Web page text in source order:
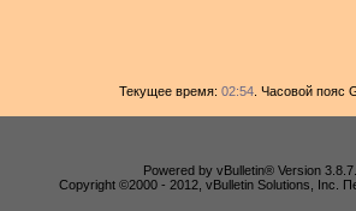
Текущее время: 02:54 . Часовой пояс
Powered by vBulletin® Version 3.8.7.
Copyright ©2000 - 2012, vBulletin Solutions, Inc.